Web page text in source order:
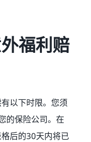
福利赔
以下时限。您须
的保险公司。在
后的30天内将已